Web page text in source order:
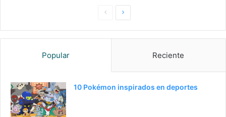
g
g
Popular Reciente
10 Pokémon inspirados en deportes